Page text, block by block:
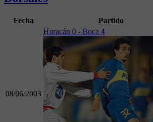
Fecha Partido
08/06/2003
Huracán 0 - Boca 4